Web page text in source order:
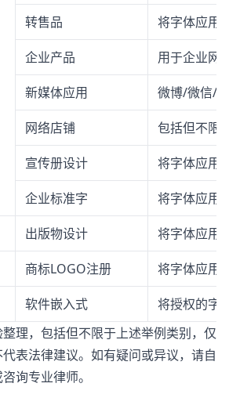
转售品 将字体应用
企业产品 用于企业网
新媒体应用 微博/微信/
网络店铺 包括但不限
宣传册设计 将字体应用
企业标准字 将字体应用
出版物设计 将字体应用
商标LOGO注册 将字体应用
软件嵌入式
将授权的字
理，包括但不限于上述举例类别，仅
表法律建议。如有疑问或异议，请自
询专业律师。